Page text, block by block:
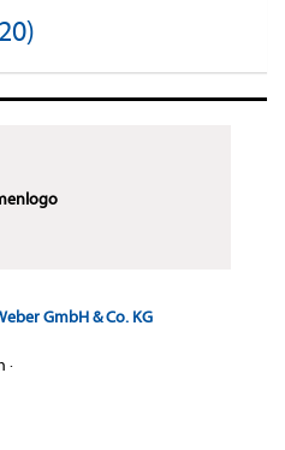
GmbH & Co. KG
·